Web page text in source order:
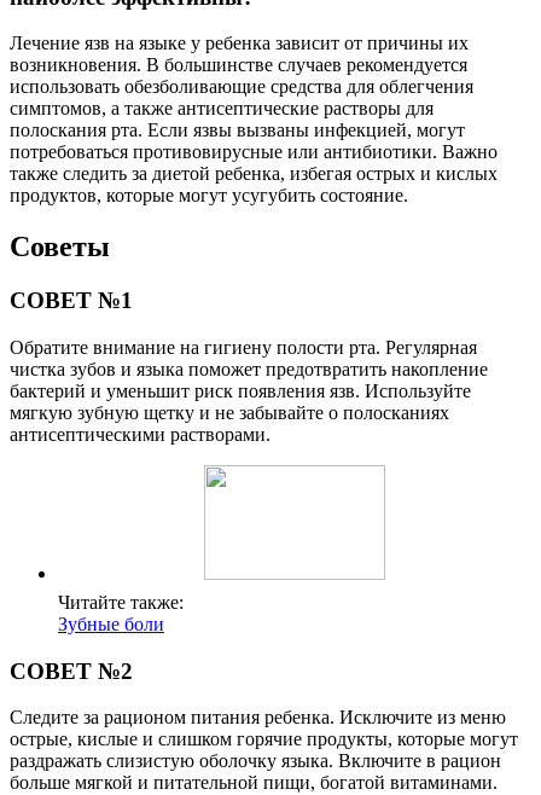
Лечение язв на языке у ребенка зависит от причины их
возникновения. В большинстве случаев рекомендуется
использовать обезболивающие средства для облегчения
симптомов, а также антисептические растворы для
полоскания рта. Если язвы вызваны инфекцией, могут
потребоваться противовирусные или антибиотики. Важно
также следить за диетой ребенка, избегая острых и кислых
продуктов, которые могут усугубить состояние.
Советы
СОВЕТ №1
Обратите внимание на гигиену полости рта. Регулярная
чистка зубов и языка поможет предотвратить накопление
бактерий и уменьшит риск появления язв. Используйте
мягкую зубную щетку и не забывайте о полосканиях
антисептическими растворами.
Читайте также:
Зубные боли
СОВЕТ №2
Следите за рационом питания ребенка. Исключите из меню
острые, кислые и слишком горячие продукты, которые могут
раздражать слизистую оболочку языка. Включите в рацион
больше мягкой и питательной пищи, богатой витаминами.